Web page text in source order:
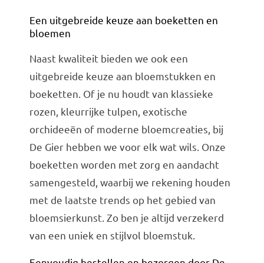
Een uitgebreide keuze aan boeketten en
bloemen
Naast kwaliteit bieden we ook een
uitgebreide keuze aan bloemstukken en
boeketten. Of je nu houdt van klassieke
rozen, kleurrijke tulpen, exotische
orchideeën of moderne bloemcreaties, bij
De Gier hebben we voor elk wat wils. Onze
boeketten worden met zorg en aandacht
samengesteld, waarbij we rekening houden
met de laatste trends op het gebied van
bloemsierkunst. Zo ben je altijd verzekerd
van een uniek en stijlvol bloemstuk.